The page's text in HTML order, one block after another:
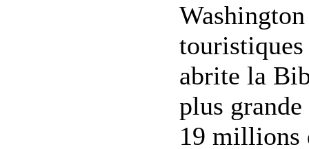
abrite la
plus
19 millions